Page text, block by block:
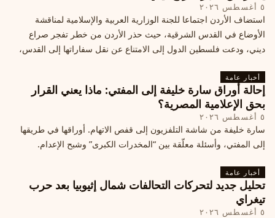
٥ أغسطس ٢٠٢٦
استضاف الأردن اجتماعا للجنة الوزارية العربية والإسلامية لمناقشة
الأوضاع في القدس الشرقية، حيث حذر الأردن من خطر تفجر صراع
ديني، ودعت فلسطين الدول إلى الامتناع عن نقل سفاراتها إلى القدس،
أخبار عامة
إحالة أوراق سارة خليفة إلى المفتي: ماذا يعني القرار
بحق الإعلامية المصرية؟
٥ أغسطس ٢٠٢٦
سارة خليفة من شاشة التلفزيون إلى قفص الاتهام. أوراقها في طريقها
إلى المفتي، وأسئلة معلّقة بين “المخدرات الكبرى” وشبح الإعدام.
أخبار عامة
تحليل جديد لتحركات التحالفات شمال إثيوبيا بعد حرب
تيغراي
٥ أغسطس ٢٠٢٦